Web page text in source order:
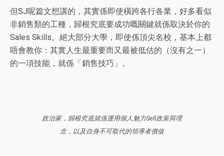
但SJ呢篇文想講的，其實係即使橫跨各行各業，好多看似
非銷售類的工種，歸根究底要成功嘅關鍵就係取決於你的
Sales Skills。絕大部分大學，即使係頂尖名校，基本上都
唔會教你：其實人生最重要而又最被低估的（沒有之一）
的一項技能，就係「銷售技巧」。
政治家，歸根究底就係運用個人魅力Sell政策與理
念，以及自身不可取代的領導者價值